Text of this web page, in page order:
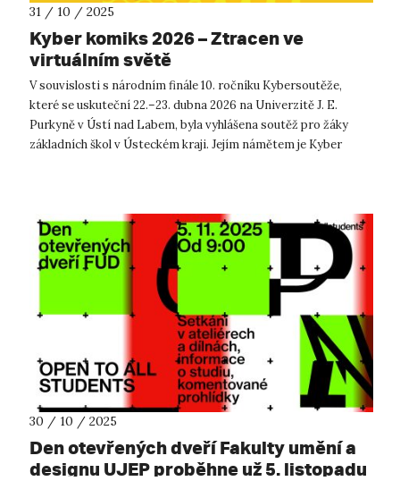
31 / 10 / 2025
Kyber komiks 2026 – Ztracen ve
virtuálním světě
V souvislosti s národním finále 10. ročníku Kybersoutěže,
které se uskuteční 22.–23. dubna 2026 na Univerzitě J. E.
Purkyně v Ústí nad Labem, byla vyhlášena soutěž pro žáky
základních škol v Ústeckém kraji. Jejím námětem je Kyber
30 / 10 / 2025
Den otevřených dveří Fakulty umění a
designu UJEP proběhne už 5. listopadu